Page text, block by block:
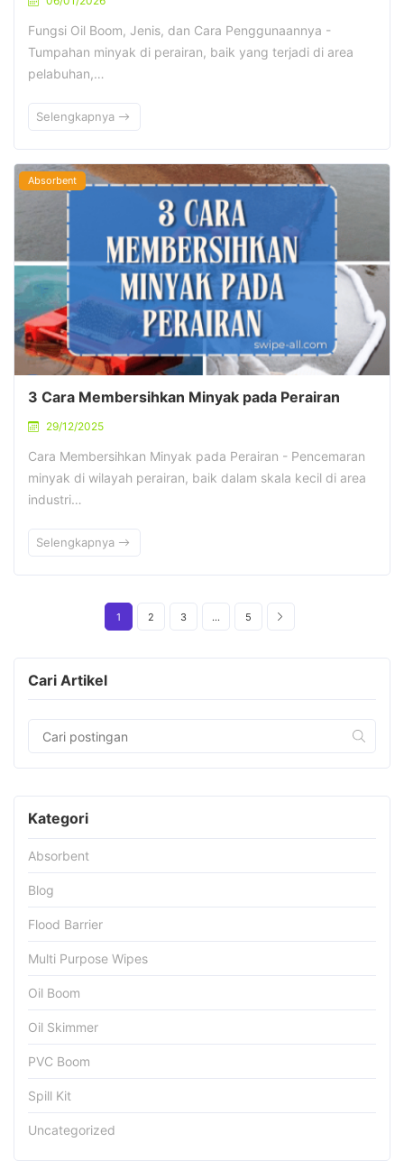
Fungsi Oil Boom, Jenis, dan Cara Penggunaannya -
Tumpahan minyak di perairan, baik yang terjadi di area
pelabuhan,…
Selengkapnya
Absorbent
3 Cara Membersihkan Minyak pada Perairan
29/12/2025
Cara Membersihkan Minyak pada Perairan - Pencemaran
minyak di wilayah perairan, baik dalam skala kecil di area
industri…
Selengkapnya
1 2 3 … 5
Cari Artikel
Kategori
Absorbent
Blog
Flood Barrier
Multi Purpose Wipes
Oil Boom
Oil Skimmer
PVC Boom
Spill Kit
Uncategorized